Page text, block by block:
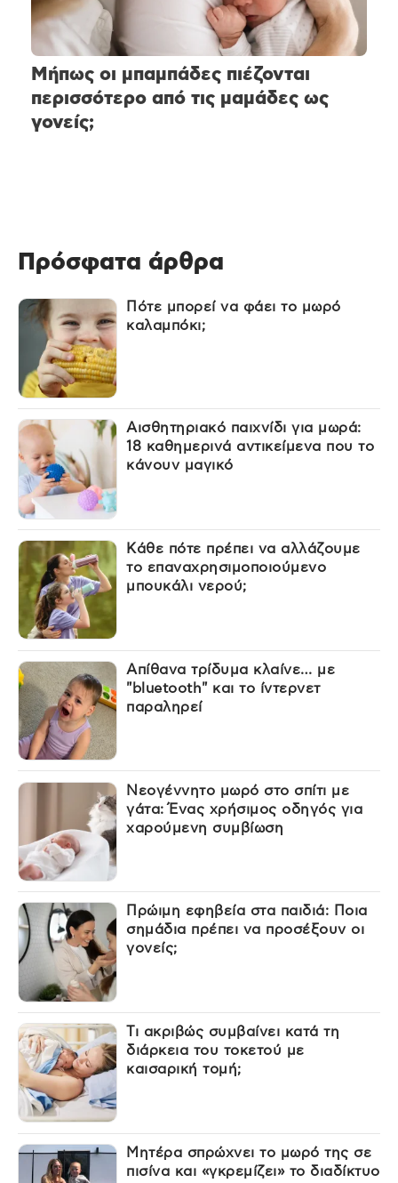
Μήπως οι μπαμπάδες πιέζονται
περισσότερο από τις μαμάδες ως
γονείς;
Πρόσφατα άρθρα
Πότε μπορεί να φάει το μωρό
καλαμπόκι;
Αισθητηριακό παιχνίδι για μωρά:
18 καθημερινά αντικείμενα που το
κάνουν μαγικό
Κάθε πότε πρέπει να αλλάζουμε
το επαναχρησιμοποιούμενο
μπουκάλι νερού;
Απίθανα τρίδυμα κλαίνε… με
"bluetooth" και το ίντερνετ
παραληρεί
Νεογέννητο μωρό στο σπίτι με
γάτα: Ένας χρήσιμος οδηγός για
χαρούμενη συμβίωση
Πρώιμη εφηβεία στα παιδιά: Ποια
σημάδια πρέπει να προσέξουν οι
γονείς;
Τι ακριβώς συμβαίνει κατά τη
διάρκεια του τοκετού με
καισαρική τομή;
Μητέρα σπρώχνει το μωρό της σε
πισίνα και «γκρεμίζει» το διαδίκτυο